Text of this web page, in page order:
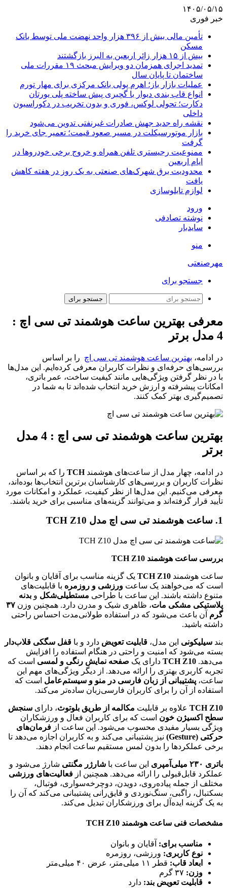
۱۴۰۵/۰۵/۱۵
خبر فوری
تأمین مالی بیش از ۳۹۶ هزار واحد نهضت ملی توسط بانک
مسکن
بیش از ۱۵ هزار زائر اربعین به البرز بازگشتند
تمدید اجرای همزمان دو ویرایش مبحث ۱۹ مقررات ملی
ساختمان تا پایان سال
عملیات بازار باز؛ اهرم پولی بانک مرکزی برای مهار تورم
انواع قاب بندی دیوار با گچبری پیش ساخته پلی یورتان
دکارت؛ تحولی لوکس، فوری و بدون تخریب در دکوراسیون
داخلی
نقشه راه جدید جهش صادرات غیرنفتی تدوین می‌شود
بازار موتورسیکلت در مسیر صعود قیمت؛ تعمیر جای خرید را
گرفت
ممنوعیت رجیستری تلفن همراه و خروج برخی خودروها در
ایام اربعین
محدودیت برق شهرک‌های صنعتی به یک روز در هفته کاهش
یافت
لوازم تابلوسازی
ورود
نوشته تصادفی
سایدبار
منو
مهرصنعتی
جستجو برای
جستجو برای
معرفی بهترین ساعت هوشمند تی سی اچ :
4 مدل برتر
در ادامه، بهترین ساعت هوشمند تی سی اچ را بر اساس
بررسی‌های حرفه‌ای و نظرات کاربران معرفی کرده‌ایم. این مدل‌ها
با در نظر گرفتن ویژگی‌هایی مانند کیفیت ساخت، عمر باتری،
امکانات پیشرفته و ارزش خرید انتخاب شده‌اند تا به شما در
تصمیم‌گیری بهتر کمک کنند.
بهترین ساعت هوشمند تی سی اچ : 4 مدل
برتر
در ادامه، چهار مدل از ساعت‌های هوشمندTCH را که بر اساس
نظرات کاربران و بررسی‌های کارشناسان برترین انتخاب‌ها بوده‌اند،
معرفی می‌کنیم. این مدل‌ها از نظر کیفیت، عملکرد و امکانات مورد
تأیید قرار گرفته‌اند و می‌توانند گزینه‌های مناسبی برای خرید باشند.
1. ساعت هوشمند تی سی اچ مدل TCH Z10
بررسی ساعت هوشمند TCH Z10
ساعت هوشمند TCH Z10 یک گزینه مناسب برای آقایان و بانوان
است که می‌خواهند یک ساعت ورزشی و روزمره با قابلیت‌های
متنوع داشته باشند. این ساعت با طراحی مستطیلی‌شکل و بدنه
پلاستیکی مشکی مات، ظاهری شیک و مدرن دارد. همچنین وزن ۳۷
گرم آن باعث می‌شود که در استفاده طولانی‌مدت احساس راحتی
داشته باشید.
بند سیلیکونی این مدل، قابلیت تعویض دارد و با قفل سگکی قلاب‌دار
بسته می‌شود که امنیت و راحتی در هنگام استفاده را افزایش
می‌دهد. TCH Z10 دارای یک صفحه نمایش رنگی و لمسی است که
تجربه کاربری بهتری را ارائه می‌دهد. از دیگر ویژگی‌های مهم این
ساعت، پشتیبانی از زبان فارسی در منو و سیستم‌عامل است که
استفاده از آن را برای کاربران فارسی‌زبان ساده‌تر می‌کند.
TCH Z10 علاوه بر قابلیت مکالمه از طریق بلوتوث، دارای سنجش
سطح اکسیژن خون است که برای کاربران فعال و ورزشکاران
ویژگی بسیار مفیدی محسوب می‌شود. این ساعت از فرمان‌های
حرکتی (Gesture)
نیز پشتیبانی می‌کند و به کاربران اجازه می‌دهد تا
برخی عملکردها را بدون لمس مستقیم ساعت انجام دهند.
باتری ۲۳۰ میلی‌آمپری این ساعت با شارژر مگنتی شارژ می‌شود و
عملکرد قابل‌قبولی را ارائه می‌دهد. همچنین از فعالیت‌های ورزشی
مختلف از جمله پیاده‌روی، دویدن، دوچرخه‌سواری، فوتبال،
بسکتبال، راگبی، سنگ‌نوردی و قایق‌رانی پشتیبانی می‌کند که آن را
به یک گزینه ایده‌آل برای ورزشکاران تبدیل می‌کند.
مشخصات فنی ساعت هوشمند TCH Z10
مناسب برای: آقایان و بانوان
نوع کاربری: ورزشی، روزمره
ابعاد قاب: قطر ۱۱ میلی‌متر، عرض ۴۰ میلی‌متر
وزن:
قابلیت تعویض بند: دارد